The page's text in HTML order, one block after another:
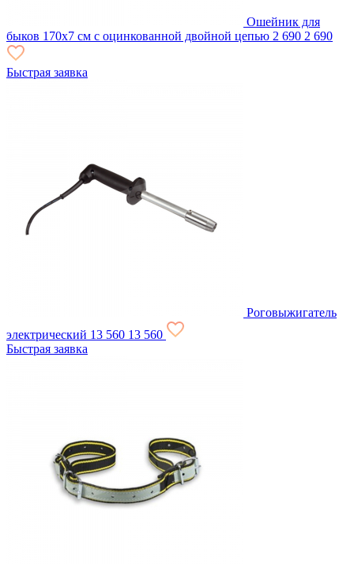
Ошейник для
быков 170х7 см с оцинкованной двойной цепью 2 690 2 690
Быстрая заявка
Роговыжигатель
электрический 13 560 13 560
Быстрая заявка